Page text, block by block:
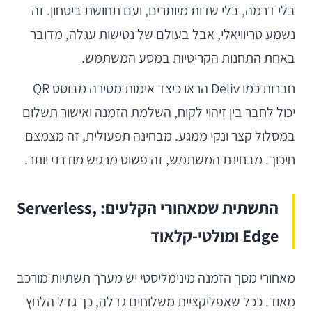
בלי דרמה, בלי שדות מיותרים, ועם תחושת ביטחון. זה
נשמע טריוויאלי, אבל בעולם של נטישות עגלה, מדובר
באחת התחנות הקריטיות במסע המשתמש.
חברות כמו Deliv הראו כיצד אימות מסירה מבוסס QR
יכול לחבר בין זיהוי לקוח, השלמת הזמנה ואישור תשלום
במסלול קצר ונקי ממגע. מבחינה תפעולית, זה מצמצם
חיכוך. מבחינת המשתמש, זה פשוט מרגיש מודרני יותר.
התשתית שמאחורי הקלעים: Serverless,
Edge ומולטי-קלאוד
מאחורי מסך הזמנה מינימליסטי יש מערך תשתיות מורכב
מאוד. ככל שאפליקציית משלוחים גדלה, כך גדל הלחץ